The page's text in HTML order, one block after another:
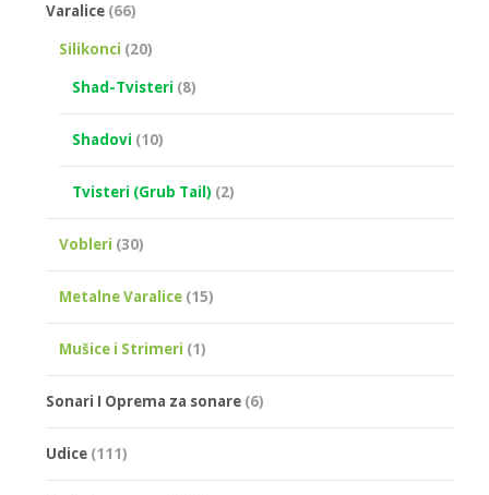
Varalice (66)
Silikonci (20)
Shad-Tvisteri (8)
Shadovi (10)
Tvisteri (Grub Tail) (2)
Vobleri (30)
Metalne Varalice (15)
Mušice i Strimeri (1)
Sonari I Oprema za sonare (6)
Udice (111)